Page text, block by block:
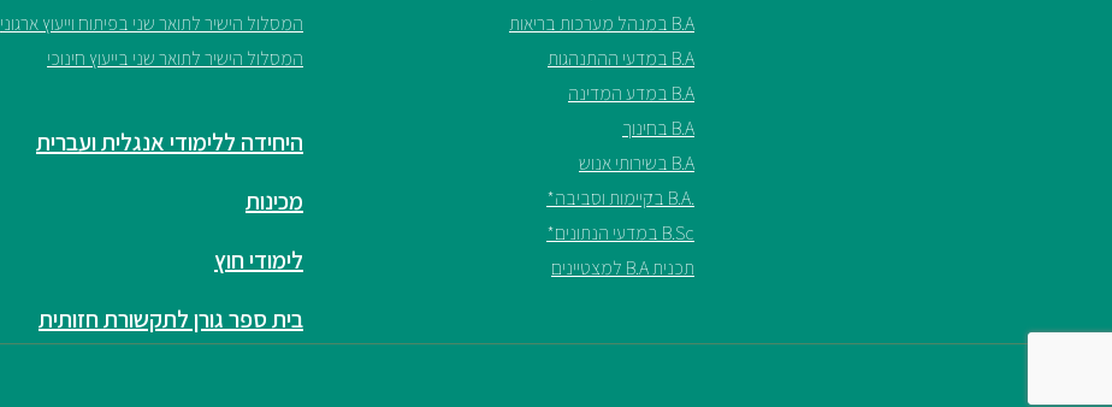
B.A במנהל מערכות בריאות
B.A במדעי ההתנהגות
B.A במדע המדינה
B.A בחינוך
B.A בשירותי אנוש
.B.A בקיימות וסביבה*
B.Sc במדעי הנתונים*
תכנית B.A למצטיינים
המסלול הישיר לתואר שני בפיתוח וייעוץ ארגוני
המסלול הישיר לתואר שני בייעוץ חינוכי
היחידה ללימודי אנגלית ועברית
מכינות
לימודי חוץ
בית ספר גורן לתקשורת חזותית